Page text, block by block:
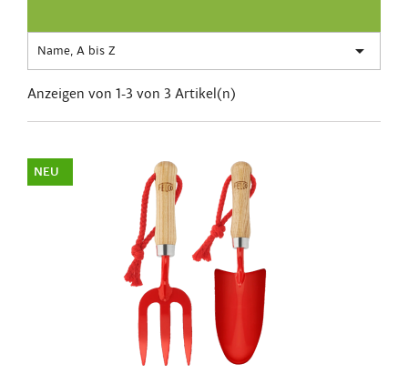
Name, A bis Z 
Anzeigen von 1-3 von 3 Artikel(n)
NEU